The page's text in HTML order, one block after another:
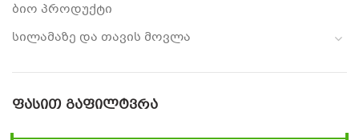
ბიო პროდუქტი
სილამაზე და თავის მოვლა
ᲤᲐᲡᲘᲗ ᲒᲐᲤᲘᲚᲢᲕᲠᲐ